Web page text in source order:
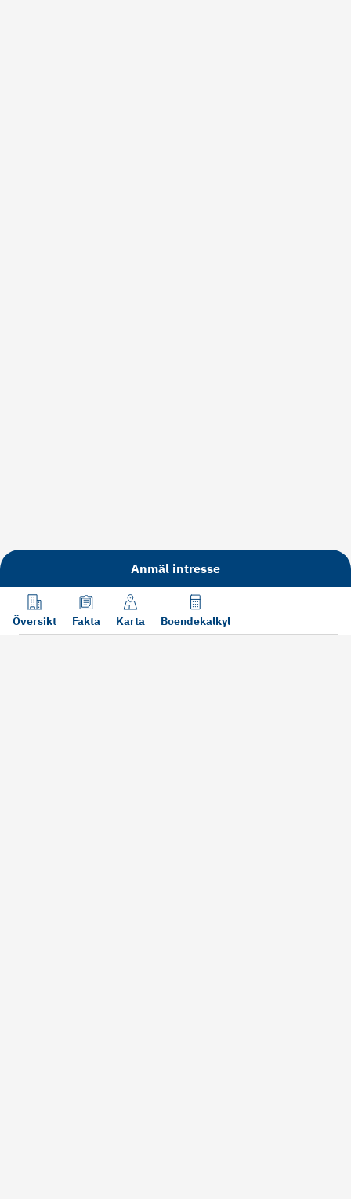
Anmäl intresse
Översikt Fakta Karta Boendekalkyl